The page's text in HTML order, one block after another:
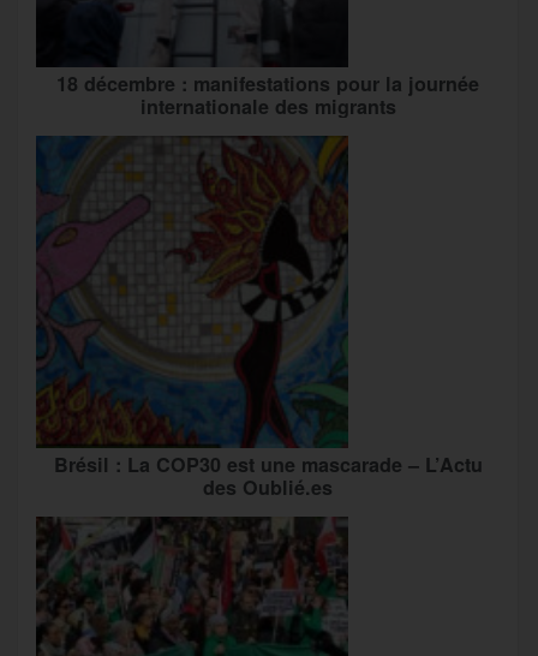
18 décembre : manifestations pour la journée
internationale des migrants
Brésil : La COP30 est une mascarade – L’Actu
des Oublié.es